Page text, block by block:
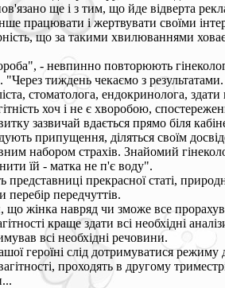
ще і з тим, що йде відверта
працювати і жертвувати своїми
що за такими хвилюваннями
- невпинно повторюють
"Через тиждень чекаємо з
стоматолога, ендокринолога,
хоч і не є хворобою,
зазвичай вдається прямо біля
припущення, діляться своїм
набором страхів. Знайомий
їй - матка не п'є воду".
представниці прекрасної статі,
передчуттів.
що жінка навряд чи зможе все
краще здати всі необхідні
всі необхідні речовини.
героїні слід дотримуватися
проходять в другому